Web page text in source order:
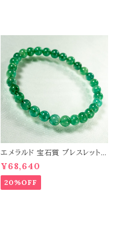
エメラルド 宝石質 ブレスレット
パワーストーン 天然石 t0544
¥68,640
20%OFF